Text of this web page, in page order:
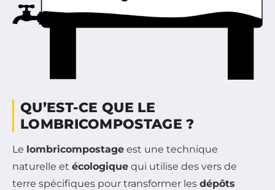
QU’EST-CE QUE LE
LOMBRICOMPOSTAGE ?
Le lombricompostage est une technique
naturelle et écologique qui utilise des vers de
terre spécifiques pour transformer les dépôts